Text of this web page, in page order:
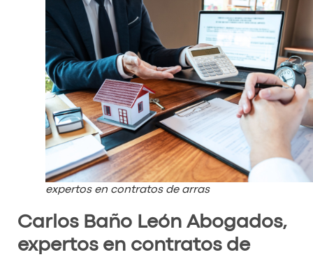
expertos en contratos de arras
Carlos Baño León Abogados,
expertos en contratos de